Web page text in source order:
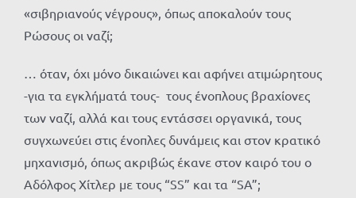
«σιβηριανούς νέγρους», όπως αποκαλούν τους
Ρώσους οι ναζί;
… όταν, όχι μόνο δικαιώνει και αφήνει ατιμώρητους
-για τα εγκλήματά τους- τους ένοπλους βραχίονες
των ναζί, αλλά και τους εντάσσει οργανικά, τους
συγχωνεύει στις ένοπλες δυνάμεις και στον κρατικό
μηχανισμό, όπως ακριβώς έκανε στον καιρό του ο
Αδόλφος Χίτλερ με τους “SS” και τα “SA”;